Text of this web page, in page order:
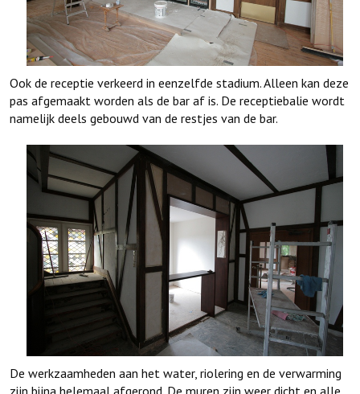
Ook de receptie verkeerd in eenzelfde stadium. Alleen kan deze
pas afgemaakt worden als de bar af is. De receptiebalie wordt
namelijk deels gebouwd van de restjes van de bar.
De werkzaamheden aan het water, riolering en de verwarming
zijn bijna helemaal afgerond. De muren zijn weer dicht en alle